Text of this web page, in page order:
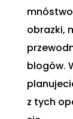
obrazki,
blogów.
z tych